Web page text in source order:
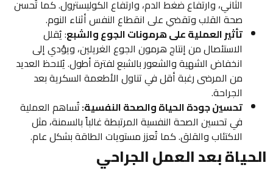
الثاني، وارتفاع ضغط الدم، وارتفاع الكوليسترول. كما تُحسن
صحة القلب وتقضي على انقطاع النفس أثناء النوم.
تأثير العملية على هرمونات الجوع والشبع: يُقلل
الاستئصال من إنتاج هرمون الجوع الغريلين، ويؤدي إلى
انخفاض الشهية والشعور بالشبع لفترة أطول. يُلاحظ العديد
من المرضى رغبة أقل في تناول الأطعمة السكرية بعد
الجراحة.
تحسين جودة الحياة والصحة النفسية:تُساهم العملية
في تحسين الصحة النفسية المرتبطة غالباً بالسمنة، مثل
الاكتئاب والقلق. كما تُعزز مستويات الطاقة بشكل عام.
الحياة بعد العمل الجراحي